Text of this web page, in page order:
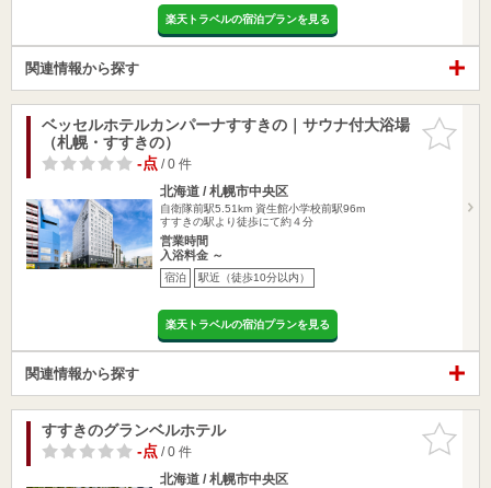
楽天トラベルの宿泊プランを見る
関連情報から探す
お気に入
りに追加
ベッセルホテルカンパーナすすきの｜サウナ付大浴場
（札幌・すすきの）
-点/ 0 件
北海道 / 札幌市中央区
自衛隊前駅5.51km 資生館小学校前駅96m
すすきの駅より徒歩にて約４分
営業時間
入浴料金 ～
宿泊 駅近（徒歩10分以内）
楽天トラベルの宿泊プランを見る
関連情報から探す
お気に入
りに追加
すすきのグランベルホテル
-点/ 0 件
北海道 / 札幌市中央区